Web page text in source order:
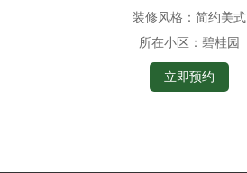
装修风格： 简约美式
所在小区： 碧桂园
立即预约